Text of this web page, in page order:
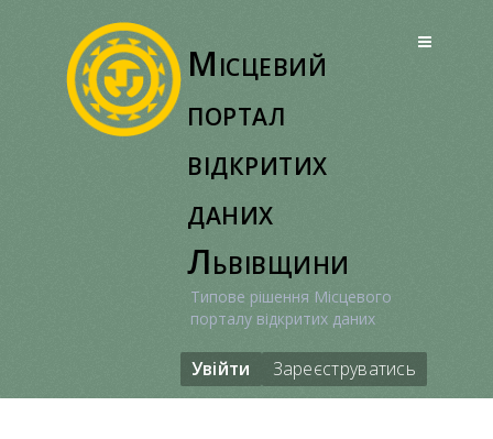
Місцевий
портал
відкритих
даних
Львівщини
Типове рішення Місцевого
порталу відкритих даних
Увійти Зареєструватись